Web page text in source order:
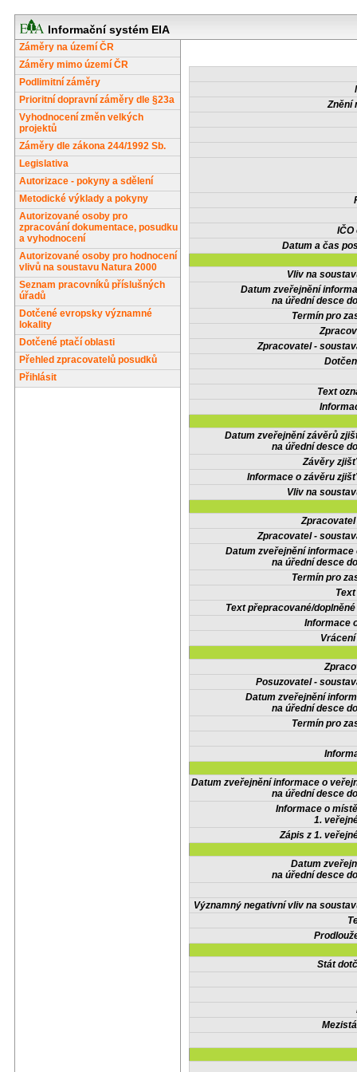
Informační systém EIA
Záměry na území ČR
Záměry mimo území ČR
Podlimitní záměry
Prioritní dopravní záměry dle §23a
Vyhodnocení změn velkých
projektů
Záměry dle zákona 244/1992 Sb.
Legislativa
Autorizace - pokyny a sdělení
Metodické výklady a pokyny
Autorizované osoby pro
zpracování dokumentace, posudku
a vyhodnocení
Autorizované osoby pro hodnocení
vlivů na soustavu Natura 2000
Seznam pracovníků příslušných
úřadů
Dotčené evropsky významné
lokality
Dotčené ptačí oblasti
Přehled zpracovatelů posudků
Přihlásit
Znění
IČO
Datum a čas
Vliv na
Datum zveřejnění
na úřední desce
Termín pro
Zpracovatel -
Text
Datum zveřejnění závěrů
na úřední desce
Závěry
Informace o závěru
Vliv na
Zpracovatel -
Datum zveřejnění informace
na úřední desce
Termín pro
Text přepracované/
Informace
Posuzovatel -
Datum zveřejnění
na úřední desce
Termín pro
Datum zveřejnění informace o
na úřední desce
Informace o
1.
Zápis z 1.
Datum
na úřední desce
Významný negativní vliv na
Stát